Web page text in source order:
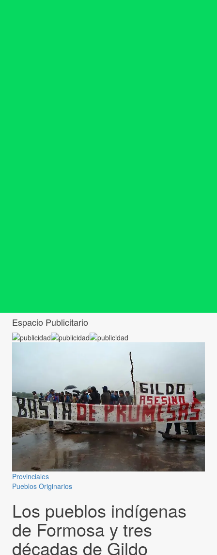
Espacio Publicitario
Provinciales
Pueblos Originarios
Los pueblos indígenas
de Formosa y tres
décadas de Gildo